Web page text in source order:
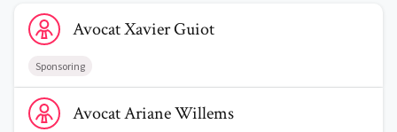
Voir le profil de AvocatXavier Guiot
AvocatXavierGuiot
Sponsoring
Voir le profil de AvocatAriane Willems
AvocatArianeWillems